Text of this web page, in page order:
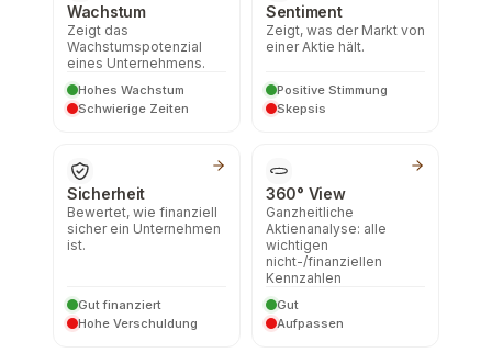
Wachstum
Zeigt das
Wachstumspotenzial
eines Unternehmens.
Hohes Wachstum
Schwierige Zeiten
Sentiment
Zeigt, was der Markt von
einer Aktie hält.
Positive Stimmung
Skepsis
Sicherheit
Bewertet, wie finanziell
sicher ein Unternehmen
ist.
Gut finanziert
Hohe Verschuldung
360° View
Ganzheitliche
Aktienanalyse: alle
wichtigen
nicht-/finanziellen
Kennzahlen
Gut
Aufpassen